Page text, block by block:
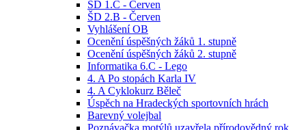
ŠD 1.C - Červen
ŠD 2.B - Červen
Vyhlášení OB
Ocenění úspěšných žáků 1. stupně
Ocenění úspěšných žáků 2. stupně
Informatika 6.C - Lego
4. A Po stopách Karla IV
4. A Cyklokurz Běleč
Úspěch na Hradeckých sportovních hrách
Barevný volejbal
Poznávačka motýlů uzavřela přírodovědný rok